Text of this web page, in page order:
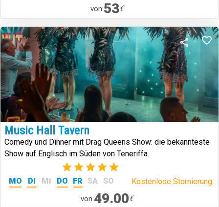
von:53€
Music Hall Tavern
Comedy und Dinner mit Drag Queens Show: die bekannteste
Show auf Englisch im Süden von Teneriffa.
(2)
MO DI MI DO FR SA SO Kostenlose Stornierung.
von:49.00€